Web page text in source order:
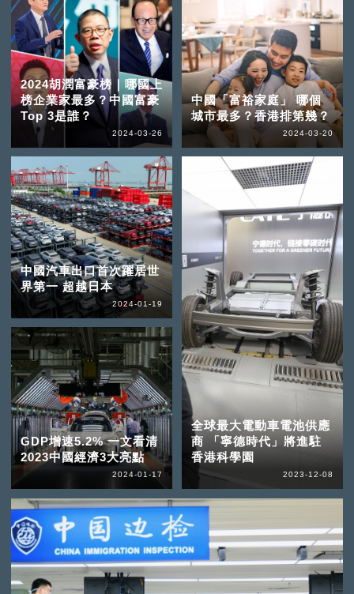
2024胡潤富豪榜｜哪國上
榜企業家最多？中國富豪
Top 3是誰？
2024-03-26
中國「富裕家庭」 哪個
城市最多？香港排第幾？
2024-03-20
中國汽車出口首次躍居世
界第一 超越日本
2024-01-19
GDP增速5.2% 一文看清
2023中國經濟3大亮點
2024-01-17
全球最大電動車電池供應
商 「寧德時代」將進駐
香港科學園
2023-12-08